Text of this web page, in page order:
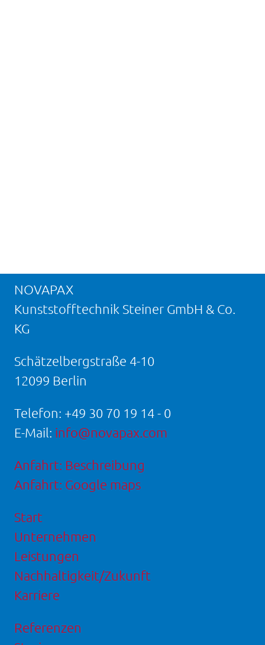
NOVAPAX
Kunststofftechnik Steiner GmbH & Co.
KG
Schätzelbergstraße 4-10
12099 Berlin
Telefon: +49 30 70 19 14 - 0
E-Mail: info@novapax.com
Anfahrt: Beschreibung
Anfahrt: Google maps
Start
Unternehmen
Leistungen
Nachhaltigkeit/Zukunft
Karriere
Referenzen